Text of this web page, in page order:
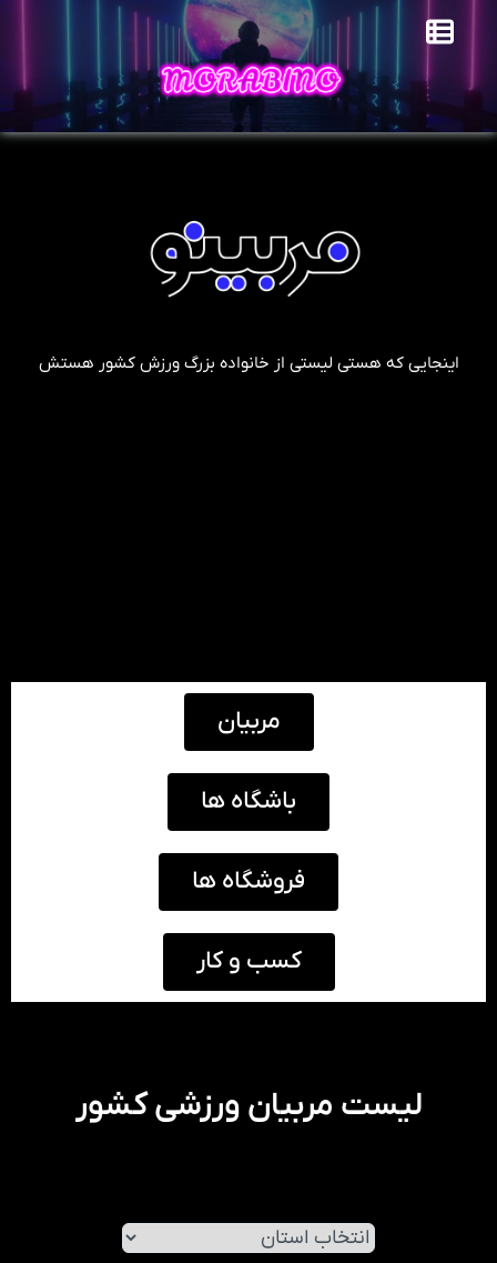
اینجایی که هستی لیستی از خانواده بزرگ ورزش کشور هستش
مربیان
باشگاه ها
فروشگاه ها
کسب و کار
لیست مربیان ورزشی کشور